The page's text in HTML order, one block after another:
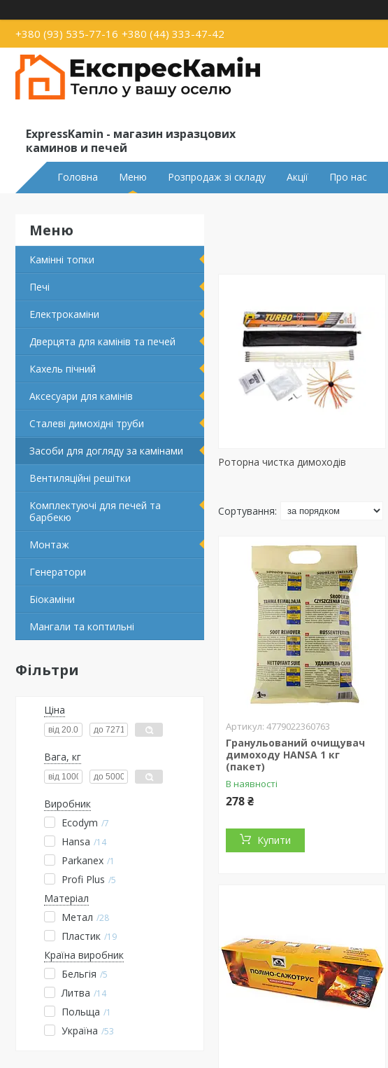
+380 (93) 535-77-16 +380 (44) 333-47-42
ExpressKamin - магазин изразцових
каминов и печей
Головна Меню Розпродаж зі складу Акції Про нас
Камінні топки
Печі
Електрокаміни
Дверцята для камінів та печей
Кахель пічний
Аксесуари для камінів
Сталеві димохідні труби
Засоби для догляду за камінами
Вентиляційні решітки
Комплектуючі для печей та
барбекю
Монтаж
Генератори
Біокаміни
Мангали та коптильні
Фільтри
Ціна
Вага, кг
Виробник
Ecodym 7
Hansa 14
Parkanex 1
Profi Plus 5
Матеріал
Метал 28
Пластик 19
Країна виробник
Бельгія 5
Литва 14
Польща 1
Україна 53
Роторна чистка димоходів
4779022360763
Гранульований очищувач
димоходу HANSA 1 кг
(пакет)
В наявності
278 ₴
Купити